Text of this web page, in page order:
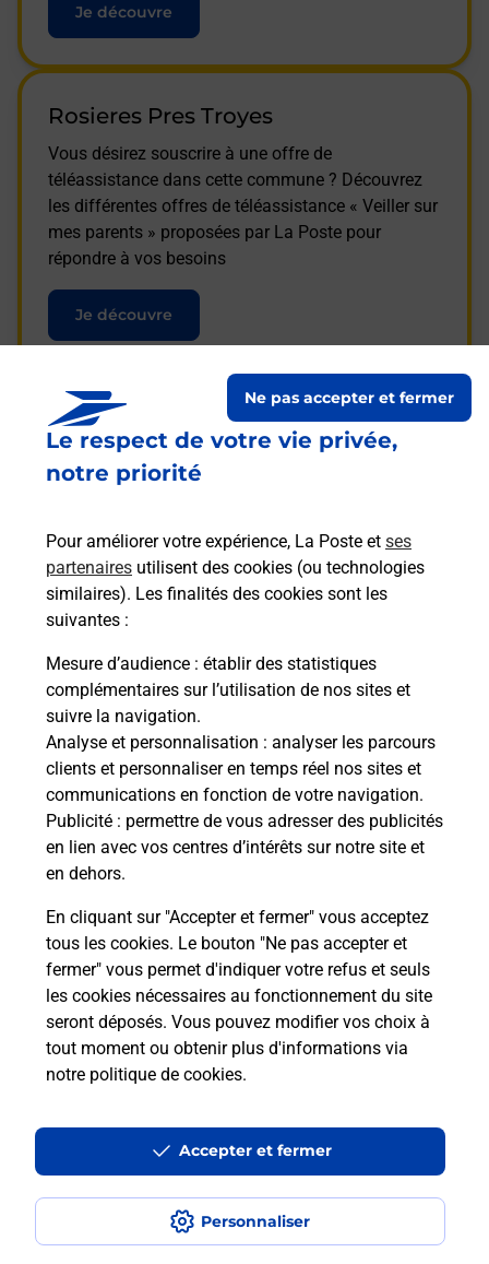
Le respect de votre vie privée,
notre priorité
Pour améliorer votre expérience, La Poste et ses
partenaires utilisent des cookies (ou technologies
similaires). Les finalités des cookies sont les
suivantes :
Mesure d’audience : établir des statistiques
complémentaires sur l’utilisation de nos sites et
suivre la navigation.
Analyse et personnalisation : analyser les parcours
clients et personnaliser en temps réel nos sites et
communications en fonction de votre navigation.
Publicité : permettre de vous adresser des publicités
en lien avec vos centres d’intérêts sur notre site et
en dehors.
En cliquant sur "Accepter et fermer" vous acceptez
tous les cookies. Le bouton "Ne pas accepter et
fermer" vous permet d'indiquer votre refus et seuls
les cookies nécessaires au fonctionnement du site
seront déposés. Vous pouvez modifier vos choix à
tout moment ou obtenir plus d'informations via
notre politique de cookies.
Personnaliser
Ne pas accepter et fermer
Accepter et fermer
Je découvre
Rosieres Pres Troyes
Vous désirez souscrire à une offre de
téléassistance dans cette commune ? Découvrez
les différentes offres de téléassistance « Veiller sur
mes parents » proposées par La Poste pour
répondre à vos besoins
Je découvre
Questions fréquemment
posées
La téléassistance classique avec
médaillon d’alarme qu’est ce que
c’est ?
Comment fonctionne la
téléassistance classique ?
Comment est installée la
téléassistance classique ?
Localiser Liste
Liste - téléassistance
Aube - téléassistance
Les Noes Pres Troyes - téléassistance
Accessibilité : partiellement conforme
Conditions contractuelles
Mentions légales